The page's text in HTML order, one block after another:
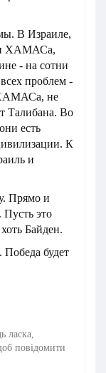
В Израиле,
ХАМАСа,
- на сотни
проблем -
ХАМАСа, не
Талибана. Во
есть
К
и
Прямо и
Пусть это
Байден.
Победа будет
ласка,
повідомити